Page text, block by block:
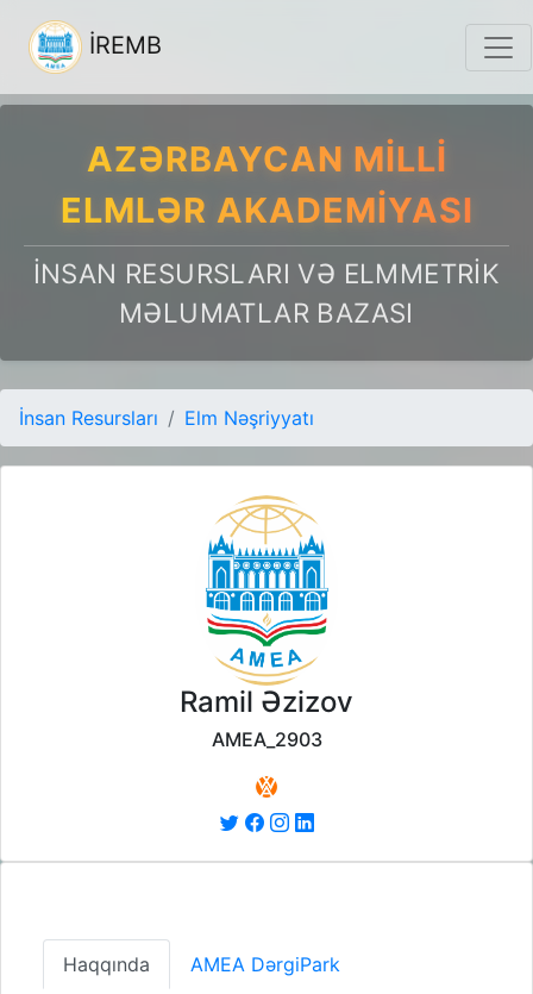
İREMB
AZƏRBAYCAN MILLI
ELMLƏR AKADEMIYASI
İNSAN RESURSLARI VƏ ELMMETRIK
MƏLUMATLAR BAZASI
İnsan Resursları Elm Nəşriyyatı
Ramil Əzizov
AMEA_2903
Haqqında AMEA DərgiPark